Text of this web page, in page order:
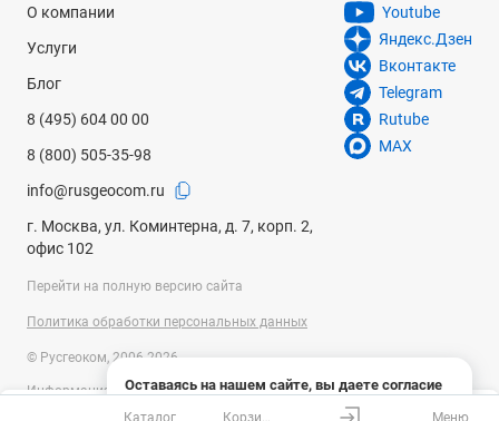
Оставаясь на нашем сайте, вы даете согласие
на использование файлов cookies и сбор данных
О компании
Услуги
Блог
8 (495) 604 00 00
8 (800) 505-35-98
info@rusgeocom.ru
г. Москва, ул. Коминтерна, д. 7, корп. 2,
офис 102
Youtube
Яндекс.Дзен
Вконтакте
Telegram
Rutube
MAX
Перейти на полную версию сайта
Политика обработки персональных данных
© Русгеоком, 2006-2026
Информация на сайте носит справочный характер и не является
публичной офертой, определяемой положениями Статьи 437
Каталог Меню